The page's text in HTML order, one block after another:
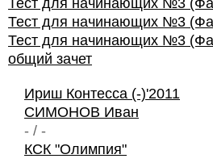
Тест для начинающих №3
Тест для начинающих №3
Тест для начинающих №3
общий зачет
Ириш Контесса (-)'2011
СИМОНОВ Иван
- / -
КСК "Олимпия"